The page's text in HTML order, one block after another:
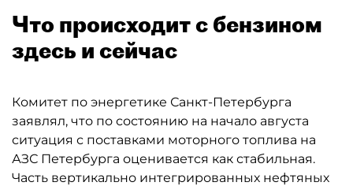
Что происходит с бензином
здесь и сейчас
Комитет по энергетике Санкт-Петербурга
заявлял, что по состоянию на начало августа
ситуация с поставками моторного топлива на
АЗС Петербурга оценивается как стабильная.
Часть вертикально интегрированных нефтяных